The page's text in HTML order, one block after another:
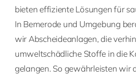
bieten effiziente Lösungen für
In Bemerode und Umgebung
wir Abscheideanlagen, die
umweltschädliche Stoffe in die
gelangen. So gewährleisten wir